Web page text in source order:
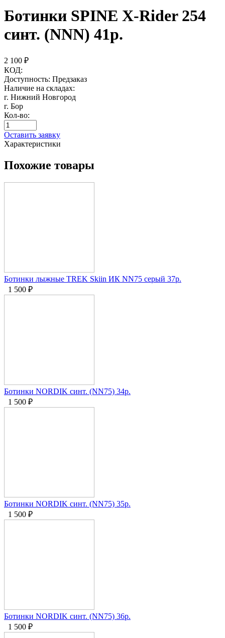
Ботинки SPINE X-Rider 254
синт. (NNN) 41р.
2 100 ₽
КОД:
Доступность: Предзаказ
Наличие на складах:
г. Нижний Новгород
г. Бор
Кол-во:
Оставить заявку
Характеристики
Похожие товары
Ботинки лыжные TREK Skiin ИК NN75 серый 37р.
1 500 ₽
Ботинки NORDIK синт. (NN75) 34р.
1 500 ₽
Ботинки NORDIK синт. (NN75) 35р.
1 500 ₽
Ботинки NORDIK синт. (NN75) 36р.
1 500 ₽